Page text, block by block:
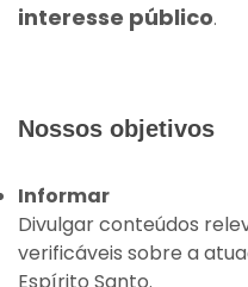
interesse público.
Nossos objetivos
Informar
Divulgar conteúdos
verificáveis sobre a